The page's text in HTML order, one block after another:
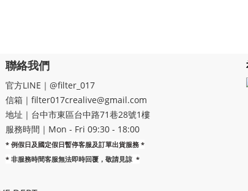
聯絡我們
官方LINE｜@filter_017
信箱｜filter017crealive@gmail.com
地址｜​台中市東區台中路71巷28號1樓
服務時間｜Mon - Fri 09:30 - 18:00
* 例假日及國定假日暫停客服及訂單出貨服務 *
* 非服務時間客服無法即時回覆，敬請見諒 *